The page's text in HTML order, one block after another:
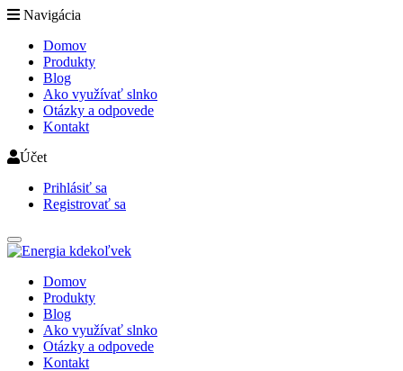
Navigácia
Domov
Produkty
Blog
Ako využívať slnko
Otázky a odpovede
Kontakt
Účet
Prihlásiť sa
Registrovať sa
Domov
Produkty
Blog
Ako využívať slnko
Otázky a odpovede
Kontakt